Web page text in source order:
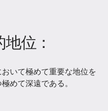
位：
いて極めて重要な地位を
めて深遠である。